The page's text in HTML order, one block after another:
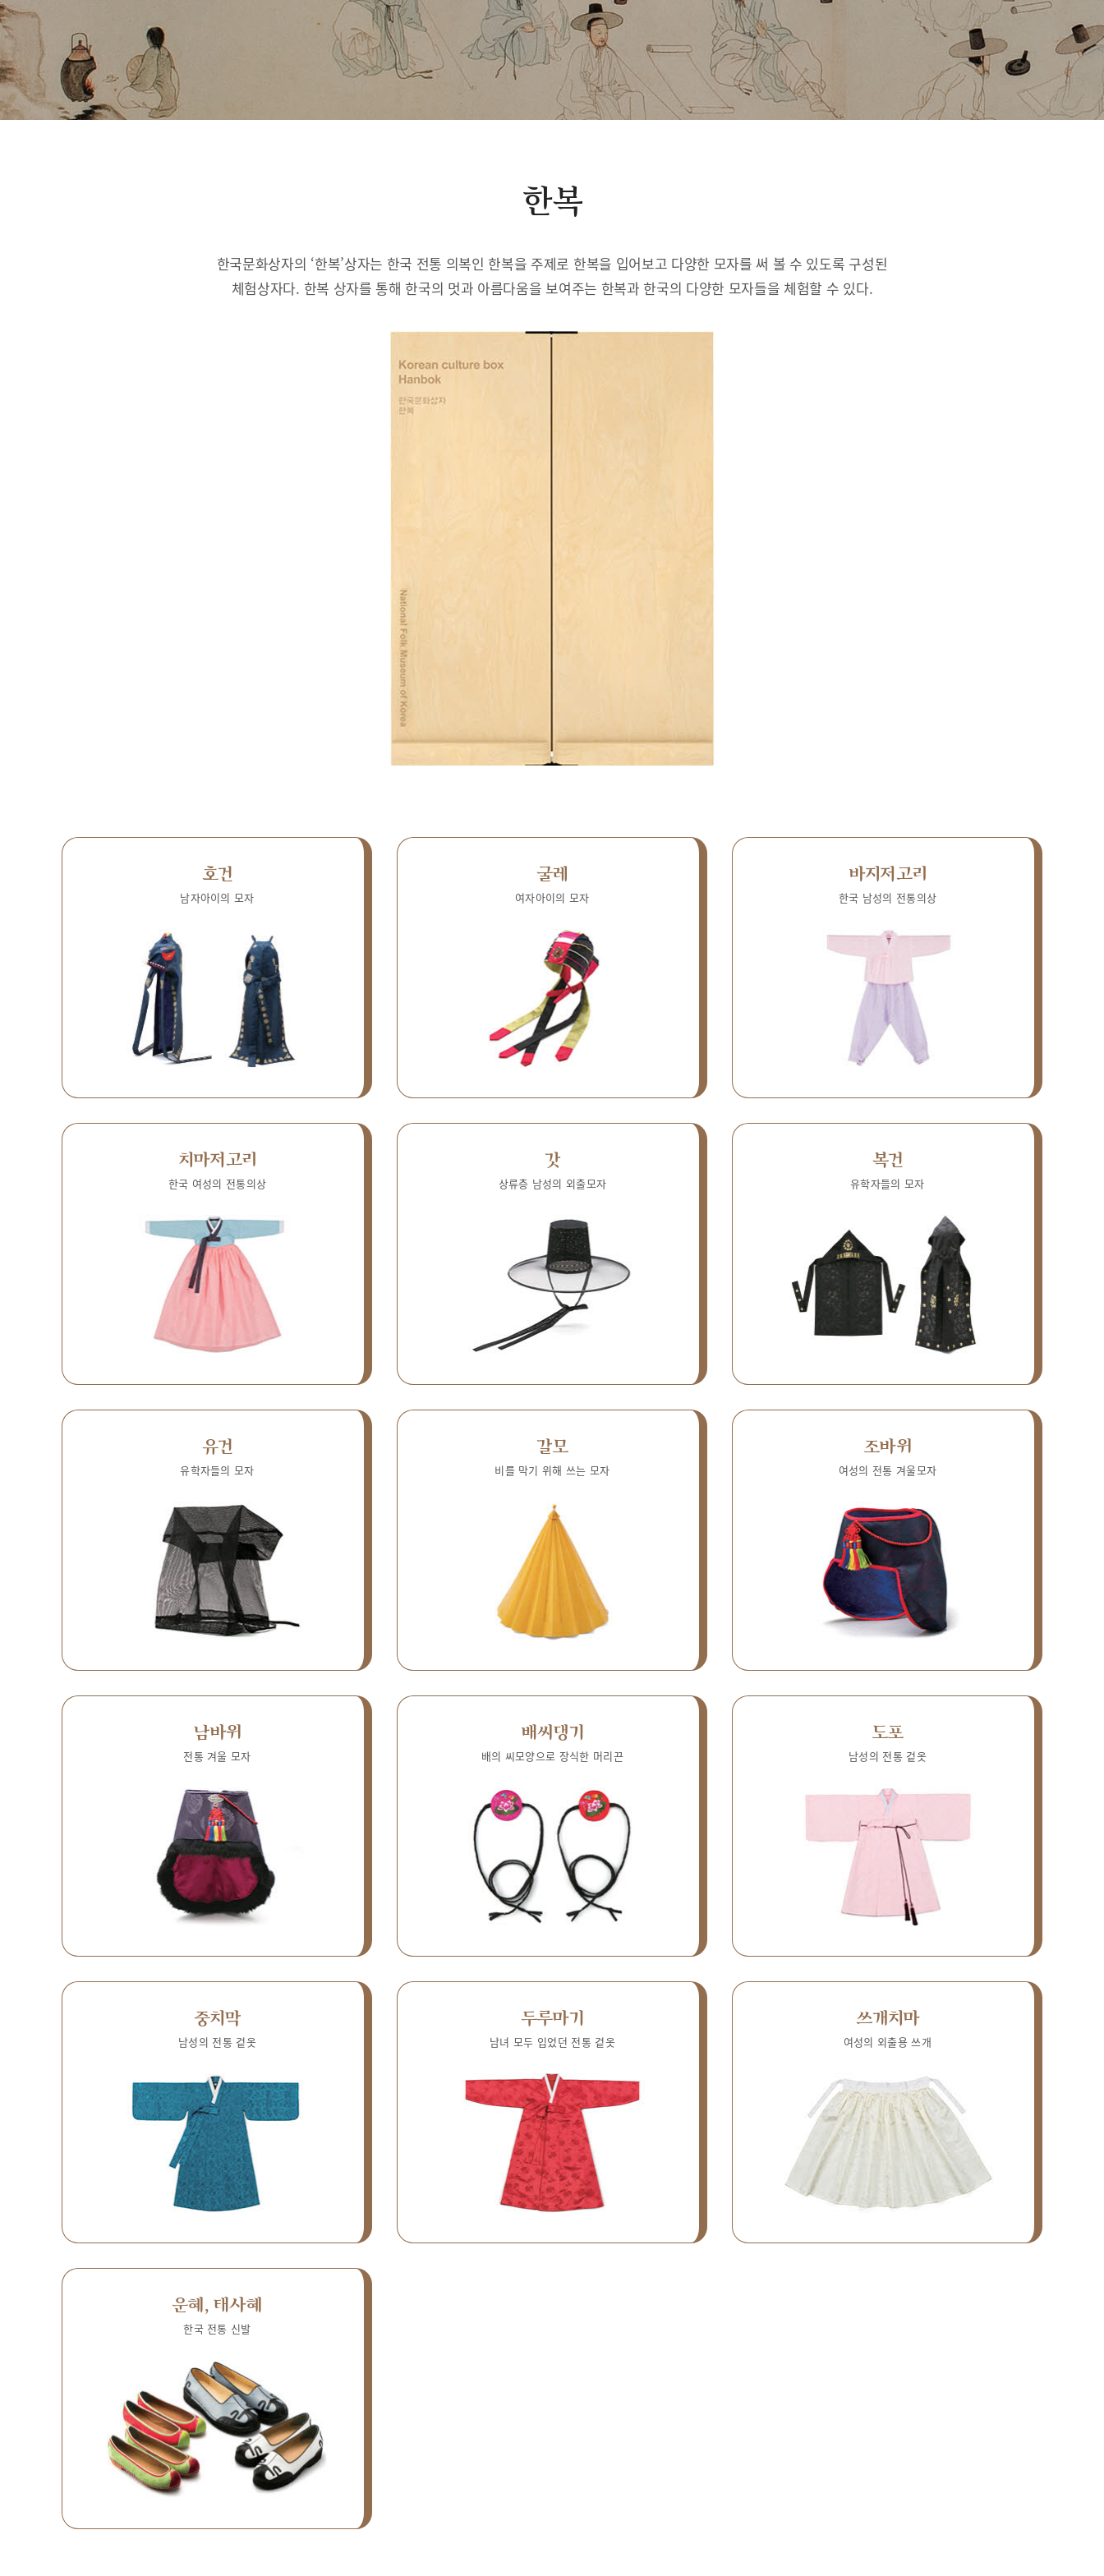
한복
한국문화상자의 ‘한복’상자는 한국 전통 의복인 한복을 주제로 한복을 입어보고 다양한 모자를 써 볼 수 있도록 구성된
체험상자다. 한복 상자를 통해 한국의 멋과 아름다움을 보여주는 한복과 한국의 다양한 모자들을 체험할 수 있다.
호건
남자아이의 모자
굴레
여자아이의 모자
바지저고리
한국 남성의 전통의상
치마저고리
한국 여성의 전통의상
갓
상류층 남성의 외출모자
복건
유학자들의 모자
유건
유학자들의 모자
갈모
비를 막기 위해 쓰는 모자
조바위
여성의 전통 겨울모자
남바위
전통 겨울 모자
배씨댕기
배의 씨모양으로 장식한 머리끈
도포
남성의 전통 겉옷
중치막
남성의 전통 겉옷
두루마기
남녀 모두 입었던 전통 겉옷
쓰개치마
여성의 외출용 쓰개
운혜, 태사혜
한국 전통 신발